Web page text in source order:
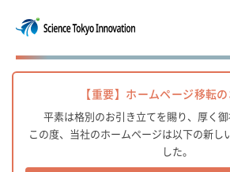
【重要】ホームページ移転
平素は格別のお引き立てを賜り、厚く御
この度、当社のホームページは以下の新し
した。